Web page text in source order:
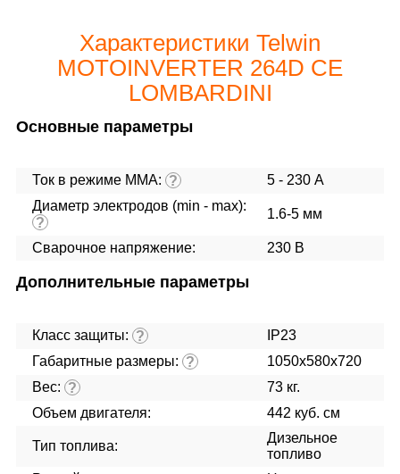
Характеристики Telwin
MOTOINVERTER 264D CE
LOMBARDINI
Основные параметры
Ток в режиме ММА: ?
5 - 230 А
Диаметр электродов (min - max):
?
1.6-5 мм
Сварочное напряжение: 230 В
Дополнительные параметры
Класс защиты: ?
IP23
Габаритные размеры: ?
1050x580x720
Вес: ?
73 кг.
Объем двигателя:
442 куб. см
Тип топлива:
Дизельное
топливо